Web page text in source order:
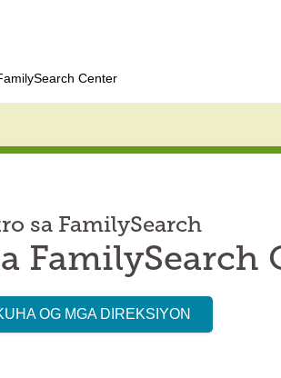
Center
sa FamilySearch
FamilySearch
OG MGA DIREKSIYON